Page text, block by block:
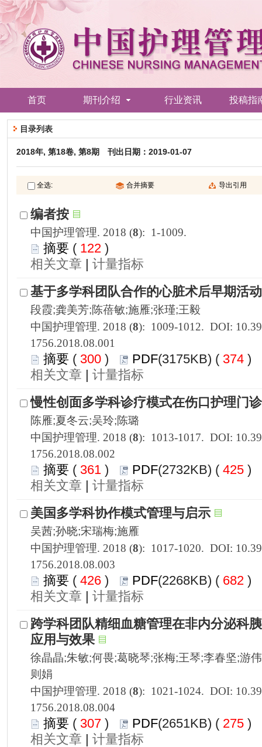
): 1-1009.
122 )
|
1756.2018.08.001
300 ) 374 )
|
1756.2018.08.002
361 ) 425 )
|
1756.2018.08.003
426 ) 682 )
|
1756.2018.08.004
307 ) 275 )
|